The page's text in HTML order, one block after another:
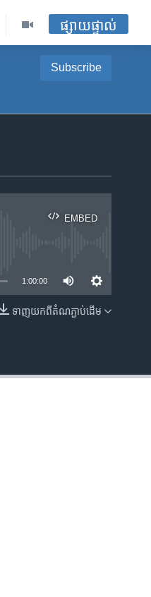
ផ្សាយផ្ទាល់
Subscribe
EMBED
EMBED
1:00:00
ទាញ​យក​ពី​តំណភ្ជាប់​ដើម